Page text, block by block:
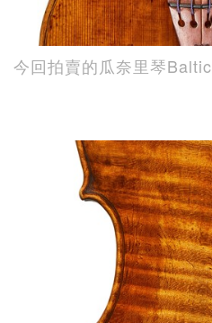
今回拍賣的瓜奈里琴Baltic